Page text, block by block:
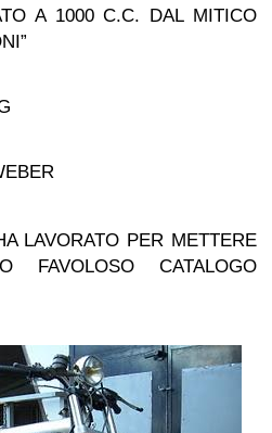
A 1000 C.C. DAL MITICO
LAVORATO PER METTERE
FAVOLOSO CATALOGO